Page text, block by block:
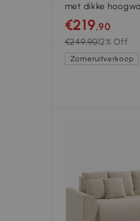
met dikke
brede diepe
€219,90
€249,9012% Off
Zomeruitverkoop